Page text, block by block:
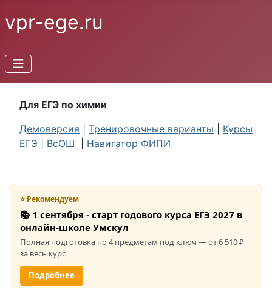
vpr-ege.ru
Для ЕГЭ по химии
Демоверсия
Тренировочные варианты
Курсы
ЕГЭ
ВсОШ Навигатор ФИПИ
⭐ Рекомендуем
📚 1 сентября - старт годового курса ЕГЭ 2027 в
онлайн-школе Умскул
Полная подготовка по 4 предметам под ключ — от 6 510 ₽
за весь курс
Подробнее